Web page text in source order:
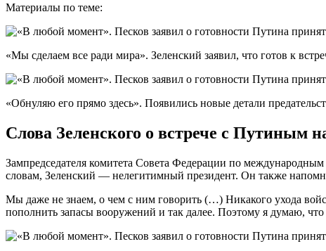
Материалы по теме:
«Мы сделаем все ради мира». Зеленский заявил, что готов к
«Обнуляю его прямо здесь». Появились новые детали
Слова Зеленского о встрече с Путиным
Зампредседателя комитета Совета Федерации по
словам, Зеленский — нелегитимный президент. Он также
Мы даже не знаем, о чем с ним говорить (…) Никакого ухода
пополнить запасы вооружений и так далее. Поэтому я думаю,